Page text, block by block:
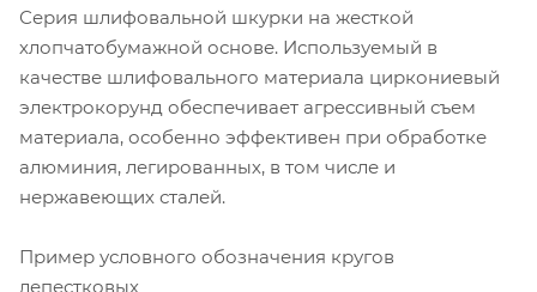
Серия шлифовальной шкурки на жесткой
хлопчатобумажной основе. Используемый в
качестве шлифовального материала циркониевый
электрокорунд обеспечивает агрессивный съем
материала, особенно эффективен при обработке
алюминия, легированных, в том числе и
нержавеющих сталей.
Пример условного обозначения кругов
лепестковых